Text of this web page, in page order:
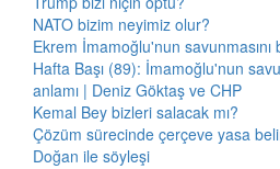
NATO bizim neyimiz olur?
Ekrem İmamoğlu'nun savunmasını
Hafta Başı (89): İmamoğlu'nun
anlamı | Deniz Göktaş ve CHP
Kemal Bey bizleri salacak mı?
Çözüm sürecinde çerçeve yasa
Doğan ile söyleşi